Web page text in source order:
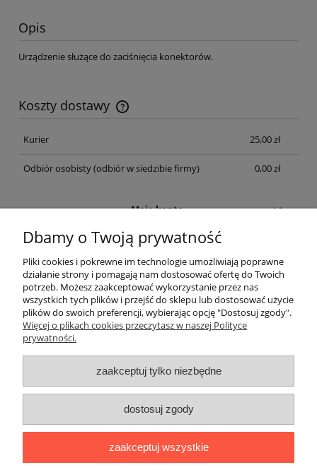
Opis
Urządzenie służące do zaciśnięcia konektorów.
Koszty dostawy
Cena nie zawiera ewentualnych kosztów płatności
Kurier
25,00 zł
Odbiór osobisty(odbiór w siedzibie firmy) 0,00 zł
Moje konto
Informacje
Płatności i dostawa
Nasza firma
MM ECO-SOLUTIONSul. Grabowa 9/U270-761 Szczecin
Tel.Tel.
Dbamy o Twoją prywatność
Pliki cookies i pokrewne im technologie umożliwiają poprawne
działanie strony i pomagają nam dostosować ofertę do Twoich
potrzeb. Możesz zaakceptować wykorzystanie przez nas
wszystkich tych plików i przejść do sklepu lub dostosować użycie
plików do swoich preferencji, wybierając opcję "Dostosuj zgody".
Więcej o plikach cookies przeczytasz w naszej Polityce
prywatności.
zaakceptuj tylko niezbędne
dostosuj zgody
zaakceptuj wszystkie